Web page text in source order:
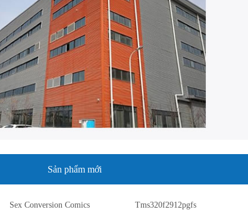
Sản phẩm mới
Sex Conversion Comics Tms320f2912pgfs